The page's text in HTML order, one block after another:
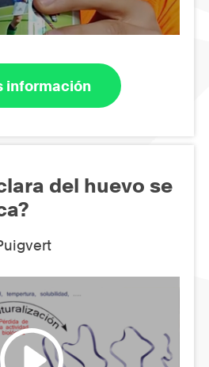
información
del huevo se